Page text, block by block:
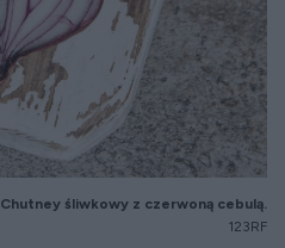
Chutney śliwkowy z czerwoną cebulą.
123RF